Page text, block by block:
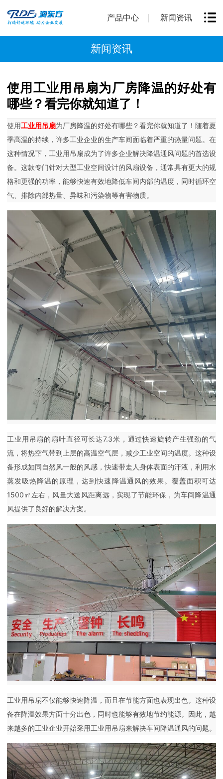
产品中心 新闻资讯
新闻资讯
使用工业用吊扇为厂房降温的好处有
哪些？看完你就知道了！
使用工业用吊扇为厂房降温的好处有哪些？看完你就知道了！随着夏
季高温的持续，许多工业企业的生产车间面临着严重的热量问题。在
这种情况下，工业用吊扇成为了许多企业解决降温通风问题的首选设
备。这款专门针对大型工业空间设计的风扇设备，通常具有更大的规
格和更强的功率，能够快速有效地降低车间内部的温度，同时循环空
气、排除内部热量、异味和污染物等有害物质。
工业用吊扇的扇叶直径可长达7.3米，通过快速旋转产生强劲的气
流，将热空气带到上层的高温空气层，减少工业空间的温度。这种设
备形成如同自然风一般的风感，快速带走人身体表面的汗液，利用水
蒸发吸热降温的原理，达到快速降温通风的效果。覆盖面积可达
1500㎡左右，风量大送风距离远，实现了节能环保，为车间降温通
风提供了良好的解决方案。
工业用吊扇不仅能够快速降温，而且在节能方面也表现出色。这种设
备在降温效果方面十分出色，同时也能够有效地节约能源。因此，越
来越多的工业企业开始采用工业用吊扇来解决车间降温通风的问题。